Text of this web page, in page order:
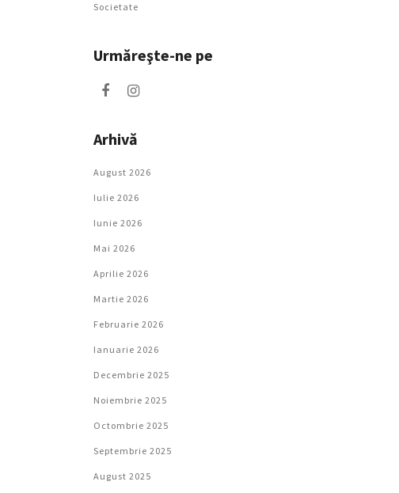
Societate
Urmăreşte-ne pe
Arhivă
August 2026
Iulie 2026
Iunie 2026
Mai 2026
Aprilie 2026
Martie 2026
Februarie 2026
Ianuarie 2026
Decembrie 2025
Noiembrie 2025
Octombrie 2025
Septembrie 2025
August 2025